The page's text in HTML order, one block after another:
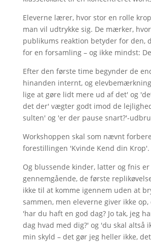
Eleverne lærer, hvor stor en rolle
man vil udtrykke sig. De mærker,
publikums reaktion betyder for den,
for en forsamling – og ikke mindst:
Efter den første time begynder de
hinanden internt, og
lige at gøre lidt mere ud af det' og
det der' vægter godt imod de
sulten' og 'er der pause snart?'-
Workshoppen skal som nævnt
forestillingen 'Kvinde Kend din Krop'.
Og blussende kinder, latter og fnis
gennemgående, de første
ikke til at komme igennem uden at
sammen, men eleverne giver ikke
'har du haft en god dag? Jo tak, jeg
dag hvad med dig?' og 'du skal altså
min skyld – det gør jeg heller ikke,